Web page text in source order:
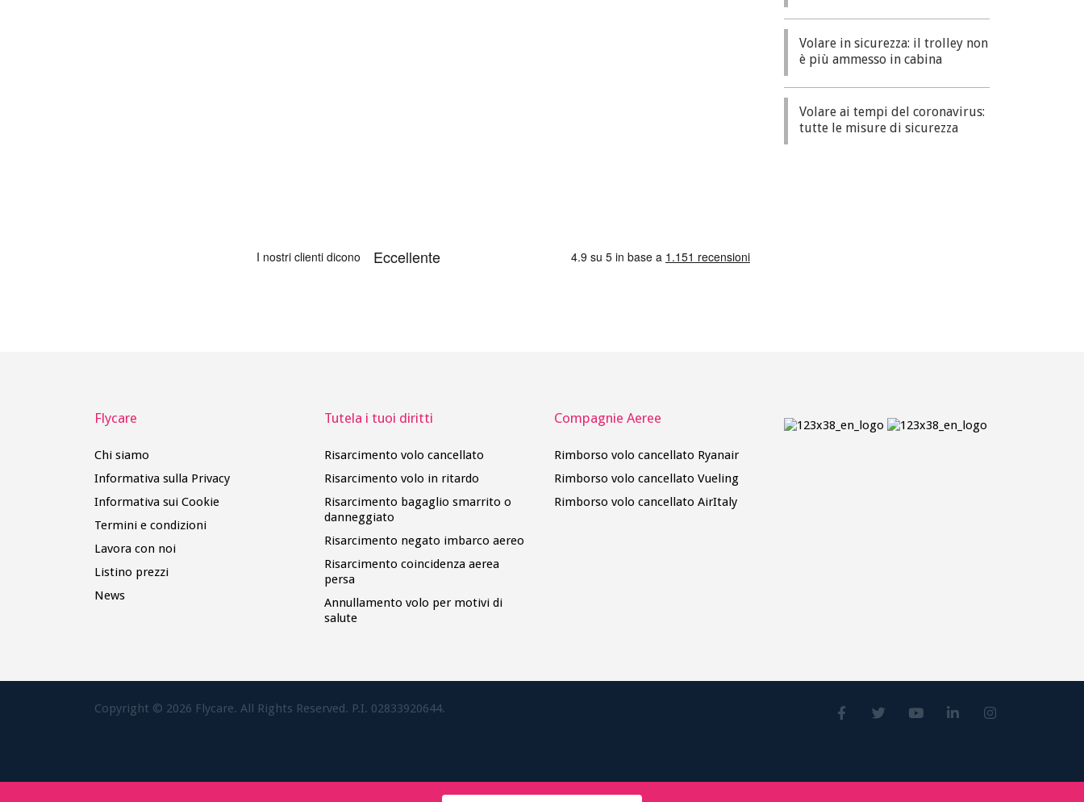
Volare in sicurezza: il trolley non
è più ammesso in cabina
Volare ai tempi del coronavirus:
tutte le misure di sicurezza
Flycare
Chi siamo
Informativa sulla Privacy
Informativa sui Cookie
Termini e condizioni
Lavora con noi
Listino prezzi
News
Tutela i tuoi diritti
Risarcimento volo cancellato
Risarcimento volo in ritardo
Risarcimento bagaglio smarrito o
danneggiato
Risarcimento negato imbarco aereo
Risarcimento coincidenza aerea
persa
Annullamento volo per motivi di
salute
Compagnie Aeree
Rimborso volo cancellato Ryanair
Rimborso volo cancellato Vueling
Rimborso volo cancellato AirItaly
Copyright © 2026 Flycare. All Rights Reserved. P.I. 02833920644.